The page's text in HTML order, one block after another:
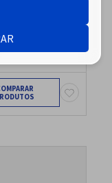
ER-GK80/